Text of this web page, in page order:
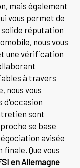
mais également
vous permet de
solide réputation
nous vous
une vérification
à travers
nous vous
d'occasion
sont
se base
avisée
Que vous
en Allemagne